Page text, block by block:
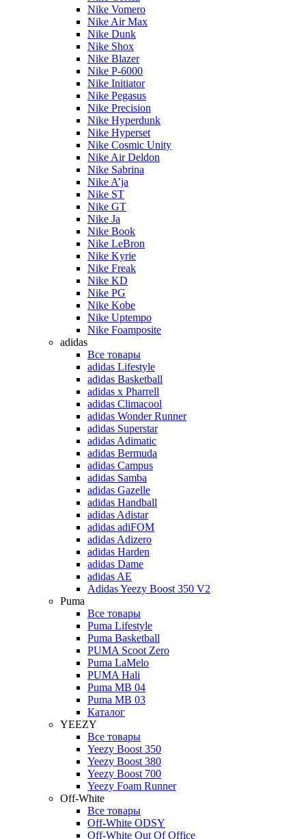
Nike Vomero
Nike Air Max
Nike Dunk
Nike Shox
Nike Blazer
Nike P-6000
Nike Initiator
Nike Pegasus
Nike Precision
Nike Hyperdunk
Nike Hyperset
Nike Cosmic Unity
Nike Air Deldon
Nike Sabrina
Nike A’ja
Nike ST
Nike GT
Nike Ja
Nike Book
Nike LeBron
Nike Kyrie
Nike Freak
Nike KD
Nike PG
Nike Kobe
Nike Uptempo
Nike Foamposite
adidas
Все товары
adidas Lifestyle
adidas Basketball
adidas x Pharrell
adidas Climacool
adidas Wonder Runner
adidas Superstar
adidas Adimatic
adidas Bermuda
adidas Campus
adidas Samba
adidas Gazelle
adidas Handball
adidas Adistar
adidas adiFOM
adidas Adizero
adidas Harden
adidas Dame
adidas AE
Adidas Yeezy Boost 350 V2
Puma
Все товары
Puma Lifestyle
Puma Basketball
PUMA Scoot Zero
Puma LaMelo
PUMA Hali
Puma MB 04
Puma MB 03
Каталог
YEEZY
Все товары
Yeezy Boost 350
Yeezy Boost 380
Yeezy Boost 700
Yeezy Foam Runner
Off-White
Все товары
Off-White ODSY
Off-White Out Of Office